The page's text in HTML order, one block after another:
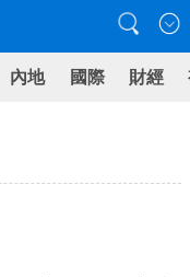
內地 國際 財經